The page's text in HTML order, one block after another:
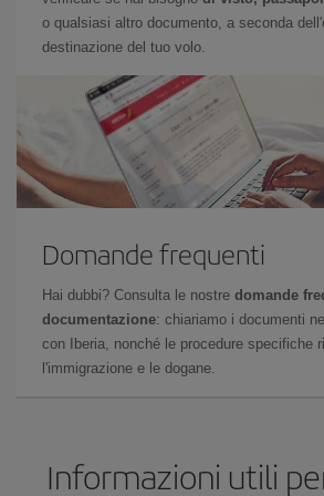
o qualsiasi altro documento, a seconda
destinazione del tuo volo.
Domande frequenti
Hai dubbi? Consulta le nostre domande
documentazione: chiariamo i documenti
con Iberia, nonché le procedure specifiche
l'immigrazione e le dogane.
Informazioni utili